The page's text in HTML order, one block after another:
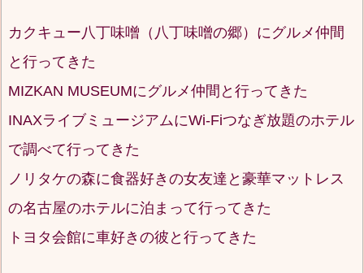
カクキュー八丁味噌（八丁味噌の郷）にグルメ仲間
と行ってきた
MIZKAN MUSEUMにグルメ仲間と行ってきた
INAXライブミュージアムにWi-Fiつなぎ放題のホテル
で調べて行ってきた
ノリタケの森に食器好きの女友達と豪華マットレス
の名古屋のホテルに泊まって行ってきた
トヨタ会館に車好きの彼と行ってきた